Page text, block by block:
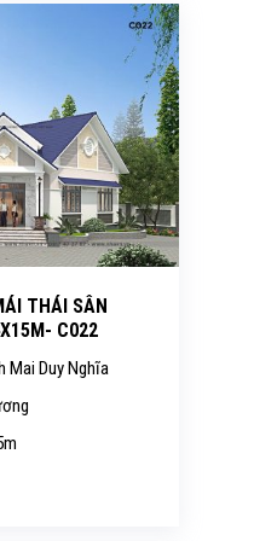
THÁI SÂN
C022
Mai Duy Nghĩa